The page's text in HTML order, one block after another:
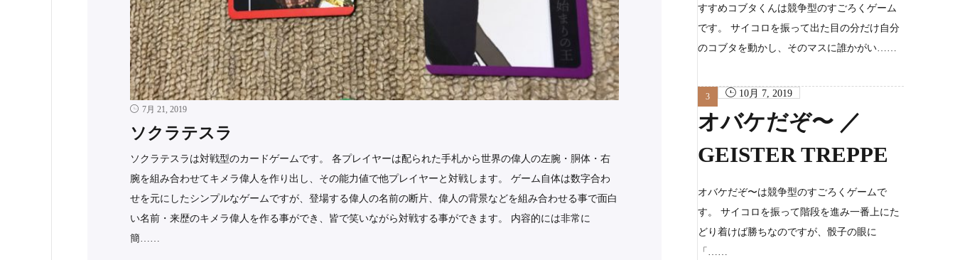
7月 21, 2019
ソクラテスラ
ソクラテスラは対戦型のカードゲームです。 各プレイヤーは配られた手札から世界の偉人の左腕・胴体・右
腕を組み合わせてキメラ偉人を作り出し、その能力値で他プレイヤーと対戦します。 ゲーム自体は数字合わ
せを元にしたシンプルなゲームですが、登場する偉人の名前の断片、偉人の背景などを組み合わせる事で面白
い名前・来歴のキメラ偉人を作る事ができ、皆で笑いながら対戦する事ができます。 内容的には非常に
簡……
すすめコブタくんは競争型のすごろくゲーム
です。 サイコロを振って出た目の分だけ自分
のコブタを動かし、そのマスに誰かがい……
10月 7, 2019
オバケだぞ〜 ／
GEISTER TREPPE
オバケだぞ〜は競争型のすごろくゲームで
す。 サイコロを振って階段を進み一番上にた
どり着けば勝ちなのですが、骰子の眼に
「……